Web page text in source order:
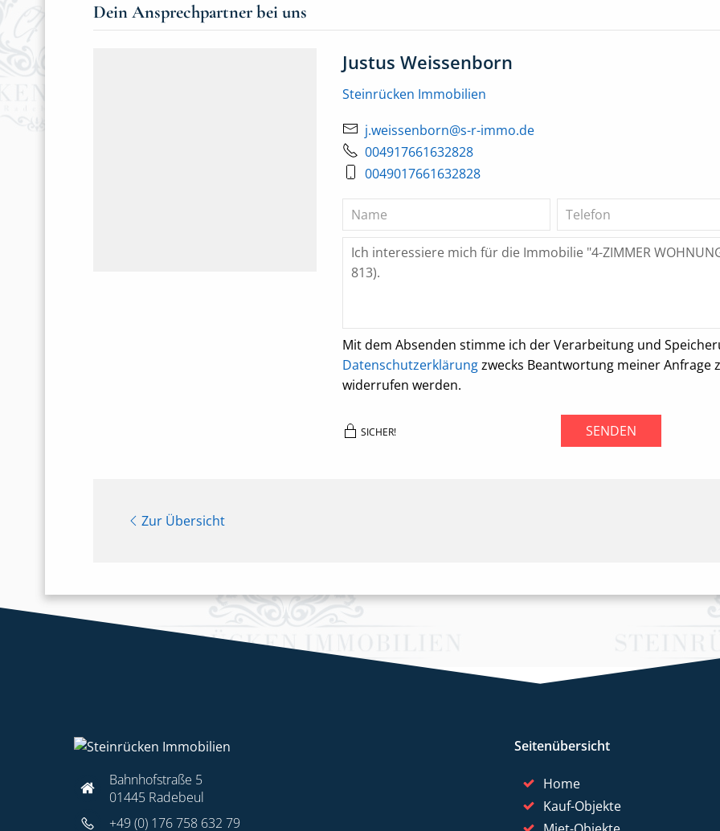
Dein Ansprechpartner bei uns
Justus Weissenborn
Steinrücken Immobilien
j.weissenborn@s-r-immo.de
004917661632828
0049017661632828
Mit dem Absenden stimme ich der Verarbeitung und
Datenschutzerklärungzwecks Beantwortung meiner Anfrage
widerrufen werden.
SICHER! SENDEN
Zur Übersicht
Bahnhofstraße 5
01445 Radebeul
+49 (0) 176 758 632 79
Seitenübersicht
Home
Kauf-Objekte